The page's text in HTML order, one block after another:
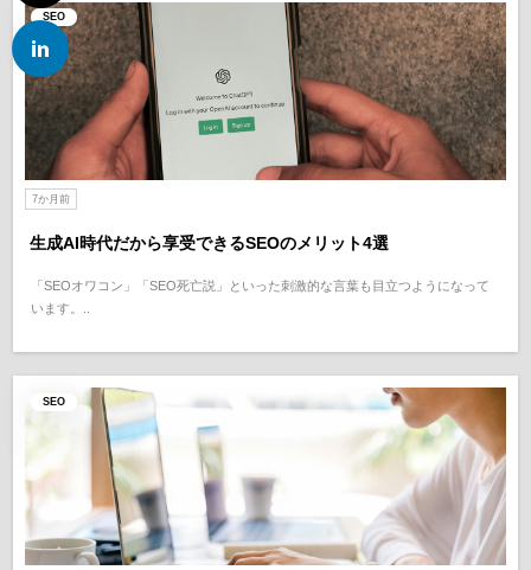
SEO
7か月前
生成AI時代だから享受できるSEOのメリット4選
「SEOオワコン」「SEO死亡説」といった刺激的な言葉も目立つようになって
います。..
SEO